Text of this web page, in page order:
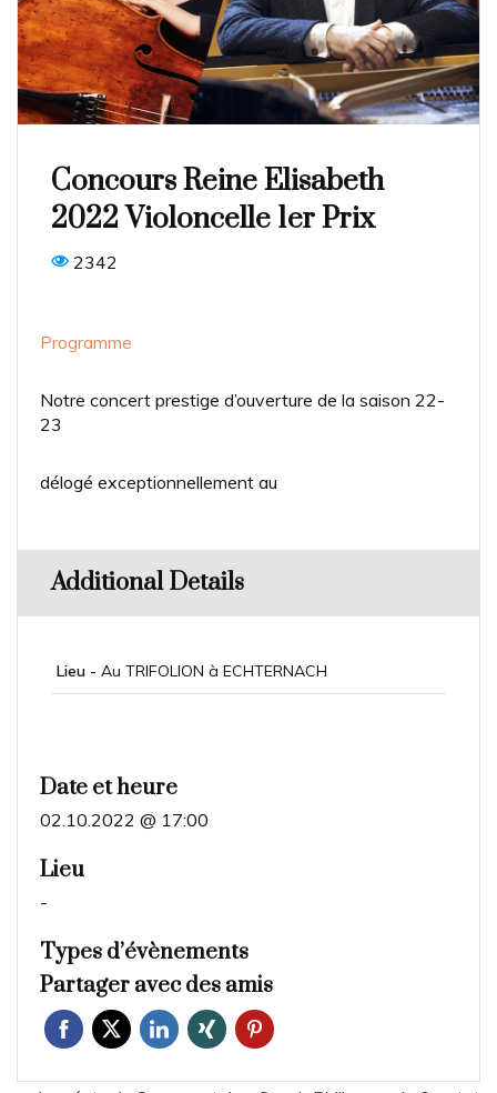
Concours Reine Elisabeth
2022 Violoncelle 1er Prix
2342
Programme
Notre concert prestige d’ouverture de la saison 22-
23
délogé exceptionnellement au
Additional Details
Lieu - Au TRIFOLION à ECHTERNACH
Date et heure
02.10.2022 @ 17:00
Lieu
-
Types d’évènements
Partager avec des amis